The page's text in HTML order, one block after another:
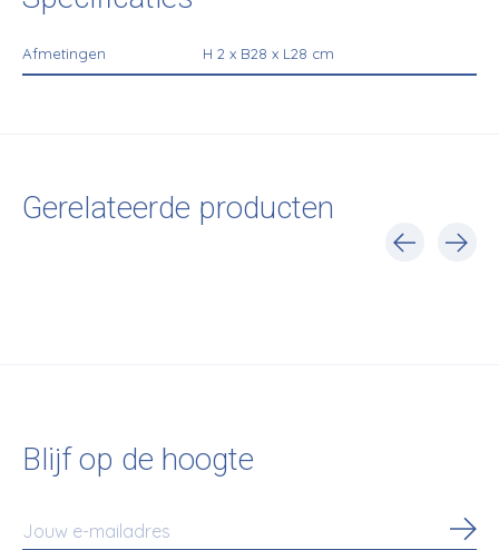
Afmetingen H 2 x B28 x L28 cm
Gerelateerde producten
Blijf op de hoogte